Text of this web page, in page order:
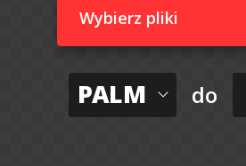
Wybierz pliki
PALM do